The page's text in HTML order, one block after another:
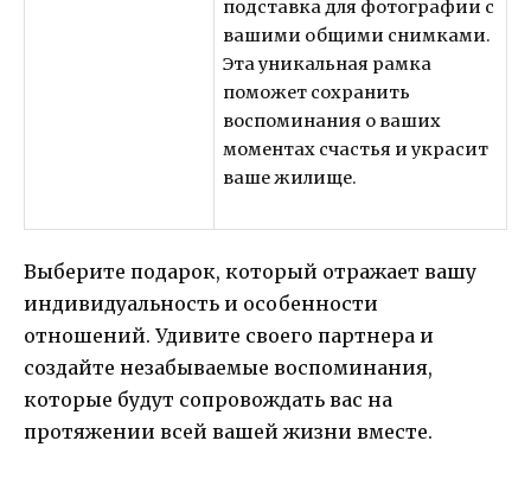
подставка для фотографии с
вашими общими снимками.
Эта уникальная рамка
поможет сохранить
воспоминания о ваших
моментах счастья и украсит
ваше жилище.
Выберите подарок, который отражает вашу
индивидуальность и особенности
отношений. Удивите своего партнера и
создайте незабываемые воспоминания,
которые будут сопровождать вас на
протяжении всей вашей жизни вместе.